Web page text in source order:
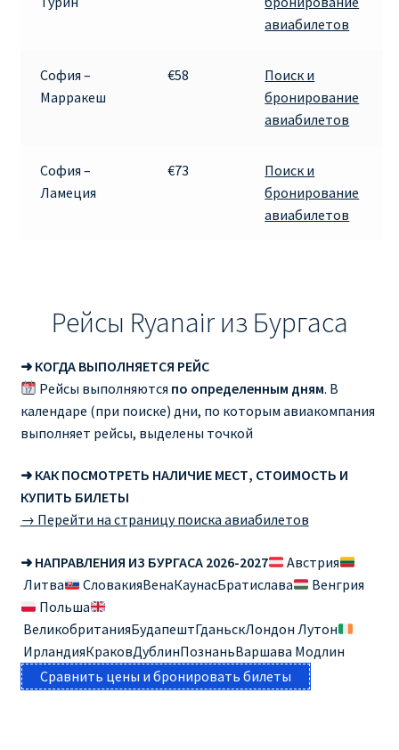
авиабилетов
София –
Марракеш
€58
Поиск и
бронирование
авиабилетов
София –
Ламеция
€73
Поиск и
бронирование
авиабилетов
Рейсы Ryanair из Бургаса
➜ КОГДА ВЫПОЛНЯЕТСЯ РЕЙС
Рейсы выполняются по определенным дням. В
календаре (при поиске) дни, по которым авиакомпания
выполняет рейсы, выделены точкой
➜ КАК ПОСМОТРЕТЬ НАЛИЧИЕ МЕСТ, СТОИМОСТЬ И
КУПИТЬ БИЛЕТЫ
→ Перейти на страницу поиска авиабилетов
➜ НАПРАВЛЕНИЯ ИЗ БУРГАСА 2026-2027
Австрия
Литва
СловакияВенаКаунасБратислава
Венгрия
Польша
ВеликобританияБудапештГданьскЛондон Лутон
ИрландияКраковДублинПознаньВаршава Модлин
Сравнить цены и бронировать билеты